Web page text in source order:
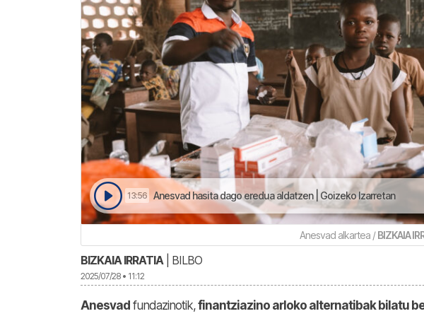
13:56 Anesvad hasita dago eredua aldatzen | Goizeko Izarretan
Anesvad alkartea /BIZKAIA
BIZKAIA IRRATIA| BILBO
2025/07/28 • 11:12
Anesvad fundazinotik,finantziazino arloko alternatibak bilatu